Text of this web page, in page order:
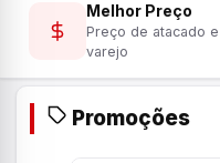
Melhor Preço
Preço de atacado e
varejo
Promoções